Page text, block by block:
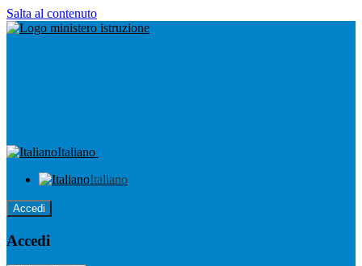
Salta al contenuto
Italiano
Italiano
Accedi
Accedi